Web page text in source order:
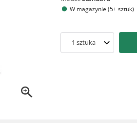
W magazynie (5+ sztuk)
1 sztuka